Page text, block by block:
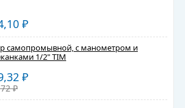
₽
самопромывной, с манометром и
1/2" TIM
₽
₽